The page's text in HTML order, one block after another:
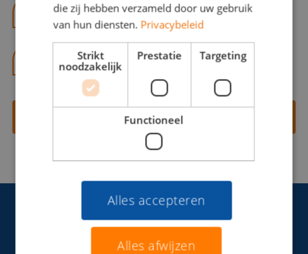
benno@viajou.nl
06 13 28 62 71
Contact opnemen
die zij hebben verzameld door uw gebruik
van hun diensten. Privacybeleid
Strikt
noodzakelijk
Prestatie Targeting
Functioneel
Alles accepteren
Alles afwijzen